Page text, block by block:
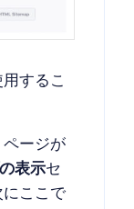
用するこ
ページが
表示セ
にここで